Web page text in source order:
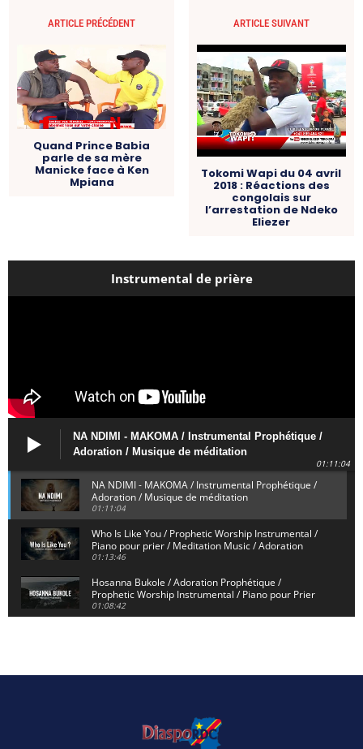
ARTICLE PRÉCÉDENT
Quand Prince Babia
parle de sa mère
Manicke face à Ken
Mpiana
ARTICLE SUIVANT
Tokomi Wapi du 04 avril
2018 : Réactions des
congolais sur
l’arrestation de Ndeko
Eliezer
Instrumental de prière
NA NDIMI - MAKOMA / Instrumental Prophétique /
Adoration / Musique de méditation
01:11:04
NA NDIMI - MAKOMA / Instrumental Prophétique /
Adoration / Musique de méditation
01:11:04
Who Is Like You / Prophetic Worship Instrumental /
Piano pour prier / Meditation Music / Adoration
01:13:46
Hosanna Bukole / Adoration Prophétique /
Prophetic Worship Instrumental / Piano pour Prier
01:08:42
Yahweh Sabaoth / Prophetic Worship Instrumental
/ Piano pour prier / Instrumental d'intercession